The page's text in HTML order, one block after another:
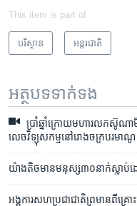
This item is part of
បរិស្ថាន អន្តរជាតិ
អត្ថបទ​ទាក់ទង
ប្រាំ​ឆ្នាំ​ក្រោយ​មហា​រលក​ស៊ូណ
លេច​វិទ្យុសកម្ម​នៅ​រោង​ចក្រ​បរមា
យ៉ាងតិច​មាន​មនុស្ស​៣០​នាក់​ស្លាប់​
អង្គការ​សហប្រជាជាតិ​ព្រមាន​ពី​​គ្រោ